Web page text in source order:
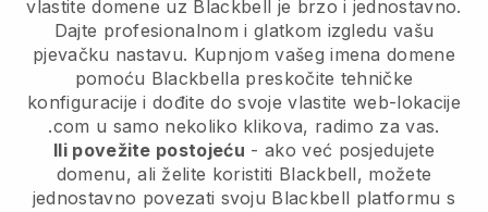
vlastite domene uz Blackbell je brzo i jednostavno.
Dajte profesionalnom i glatkom izgledu vašu
pjevačku nastavu. Kupnjom vašeg imena domene
pomoću Blackbella preskočite tehničke
konfiguracije i dođite do svoje vlastite web-lokacije
.com u samo nekoliko klikova, radimo za vas.
Ili povežite postojeću - ako već posjedujete
domenu, ali želite koristiti Blackbell, možete
jednostavno povezati svoju Blackbell platformu s